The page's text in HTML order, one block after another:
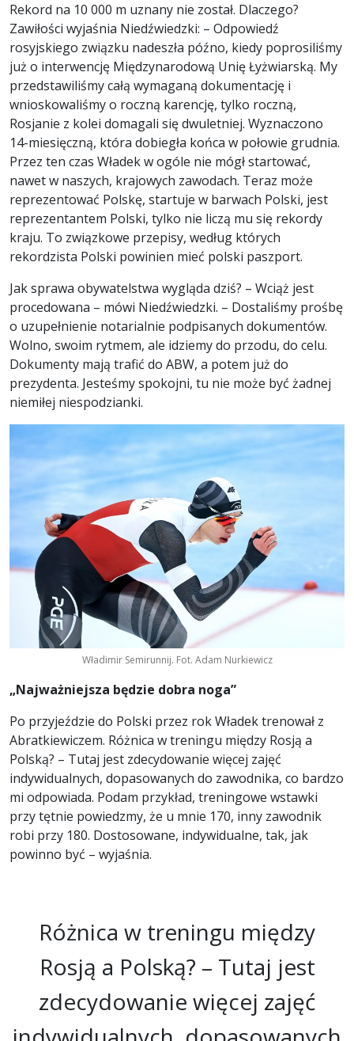
Rekord na 10 000 m uznany nie został. Dlaczego?
Zawiłości wyjaśnia Niedźwiedzki: – Odpowiedź
rosyjskiego związku nadeszła późno, kiedy poprosiliśmy
już o interwencję Międzynarodową Unię Łyżwiarską. My
przedstawiliśmy całą wymaganą dokumentację i
wnioskowaliśmy o roczną karencję, tylko roczną,
Rosjanie z kolei domagali się dwuletniej. Wyznaczono
14-miesięczną, która dobiegła końca w połowie grudnia.
Przez ten czas Władek w ogóle nie mógł startować,
nawet w naszych, krajowych zawodach. Teraz może
reprezentować Polskę, startuje w barwach Polski, jest
reprezentantem Polski, tylko nie liczą mu się rekordy
kraju. To związkowe przepisy, według których
rekordzista Polski powinien mieć polski paszport.
Jak sprawa obywatelstwa wygląda dziś? – Wciąż jest
procedowana – mówi Niedźwiedzki. – Dostaliśmy prośbę
o uzupełnienie notarialnie podpisanych dokumentów.
Wolno, swoim rytmem, ale idziemy do przodu, do celu.
Dokumenty mają trafić do ABW, a potem już do
prezydenta. Jesteśmy spokojni, tu nie może być żadnej
niemiłej niespodzianki.
Władimir Semirunnij. Fot. Adam Nurkiewicz
„Najważniejsza będzie dobra noga”
Po przyjeździe do Polski przez rok Władek trenował z
Abratkiewiczem. Różnica w treningu między Rosją a
Polską? – Tutaj jest zdecydowanie więcej zajęć
indywidualnych, dopasowanych do zawodnika, co bardzo
mi odpowiada. Podam przykład, treningowe wstawki
przy tętnie powiedzmy, że u mnie 170, inny zawodnik
robi przy 180. Dostosowane, indywidualne, tak, jak
powinno być – wyjaśnia.
Różnica w treningu między
Rosją a Polską? – Tutaj jest
zdecydowanie więcej zajęć